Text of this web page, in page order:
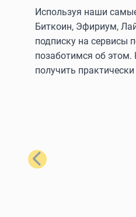
Используя наши
Биткоин, Эфириум,
подписку на сервисы
позаботимся об
получить
Назад